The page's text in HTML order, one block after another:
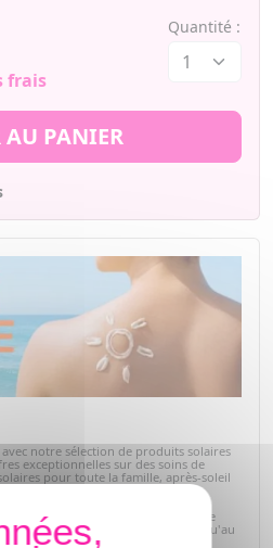
frais
Quantité :
AU PANIER
notre sélection de produits solaires
exceptionnelles sur des soins de
pour toute la famille, après-soleil
type de peau. Alliez efficacité,
de prix avantageux. C'est le
vos indispensables solaires ! Offre
la limite des stocks disponibles jusqu'au